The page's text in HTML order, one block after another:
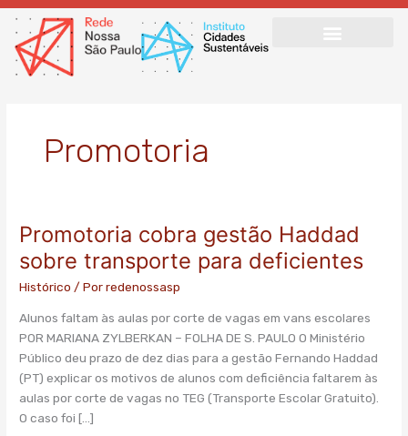
Ir
para
conteúdo
Promotoria
Promotoria cobra gestão Haddad
sobre transporte para deficientes
Histórico / Porredenossasp
Alunos faltam às aulas por corte de vagas em vans escolares
POR MARIANA ZYLBERKAN – FOLHA DE S. PAULO O Ministério
Público deu prazo de dez dias para a gestão Fernando Haddad
(PT) explicar os motivos de alunos com deficiência faltarem às
aulas por corte de vagas no TEG (Transporte Escolar Gratuito).
O caso foi […]
Promotoria
cobra
gestão
Haddad
deficientes